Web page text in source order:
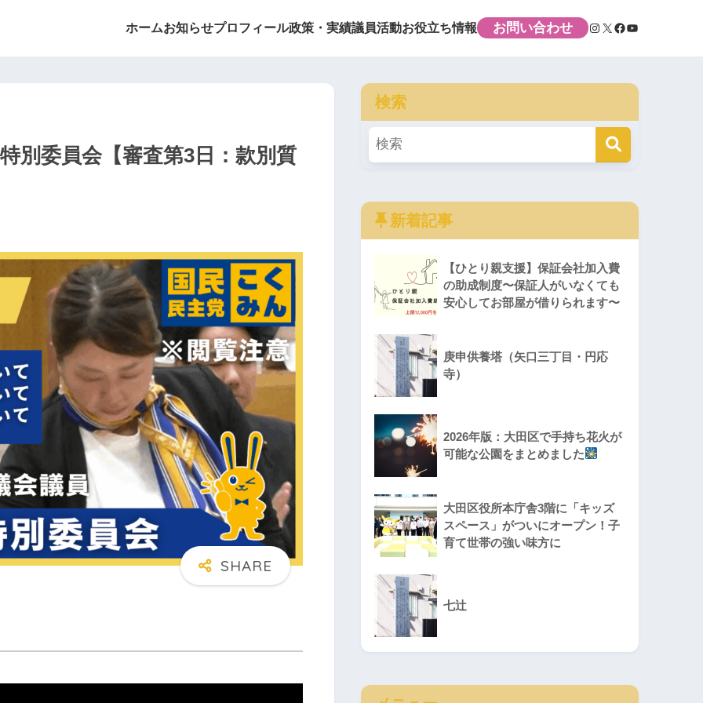
ホームお知らせプロフィール政策・実績議員活動お役立ち情報 お問い合わせ
別委員会【審査第3日：款別質
検索
新着記事
【ひとり親支援】保証会社加入費
の助成制度〜保証人がいなくても
安心してお部屋が借りられます〜
庚申供養塔（矢口三丁目・円応
寺）
2026年版：大田区で手持ち花火が
可能な公園をまとめました
大田区役所本庁舎3階に「キッズ
スペース」がついにオープン！子
育て世帯の強い味方に
七辻